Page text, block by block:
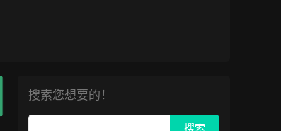
搜索您想要的！